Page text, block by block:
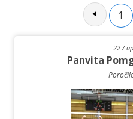
1
22 /
Panvita